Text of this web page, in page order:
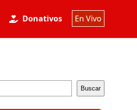
Donativos En Vivo
Buscar